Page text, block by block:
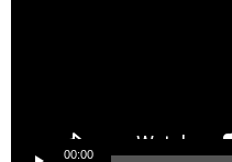
00:00